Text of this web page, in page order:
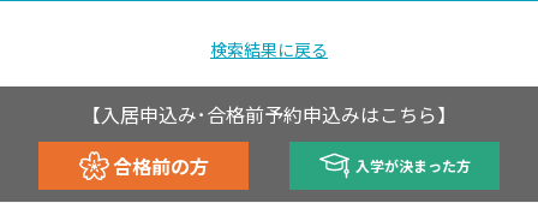
検索結果に戻る
【入居申込み･合格前予約申込みはこちら】
合格前の方
入学が決まった方